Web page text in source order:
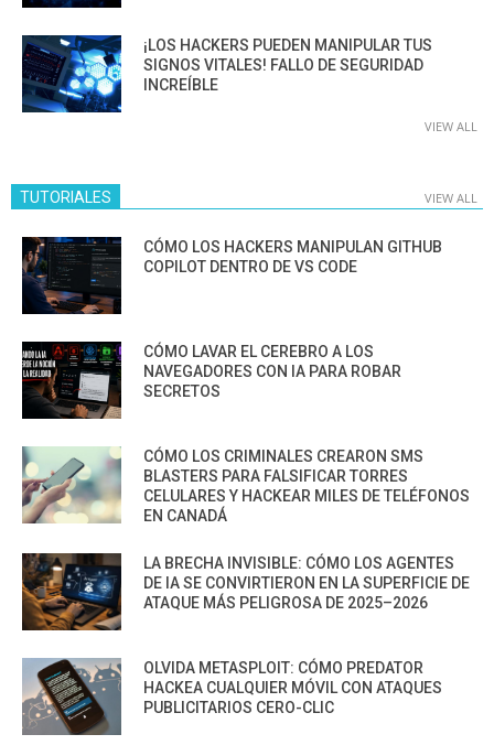
¡LOS HACKERS PUEDEN MANIPULAR TUS
SIGNOS VITALES! FALLO DE SEGURIDAD
INCREÍBLE
VIEW ALL
TUTORIALES VIEW ALL
CÓMO LOS HACKERS MANIPULAN GITHUB
COPILOT DENTRO DE VS CODE
CÓMO LAVAR EL CEREBRO A LOS
NAVEGADORES CON IA PARA ROBAR
SECRETOS
CÓMO LOS CRIMINALES CREARON SMS
BLASTERS PARA FALSIFICAR TORRES
CELULARES Y HACKEAR MILES DE TELÉFONOS
EN CANADÁ
LA BRECHA INVISIBLE: CÓMO LOS AGENTES
DE IA SE CONVIRTIERON EN LA SUPERFICIE DE
ATAQUE MÁS PELIGROSA DE 2025–2026
OLVIDA METASPLOIT: CÓMO PREDATOR
HACKEA CUALQUIER MÓVIL CON ATAQUES
PUBLICITARIOS CERO-CLIC